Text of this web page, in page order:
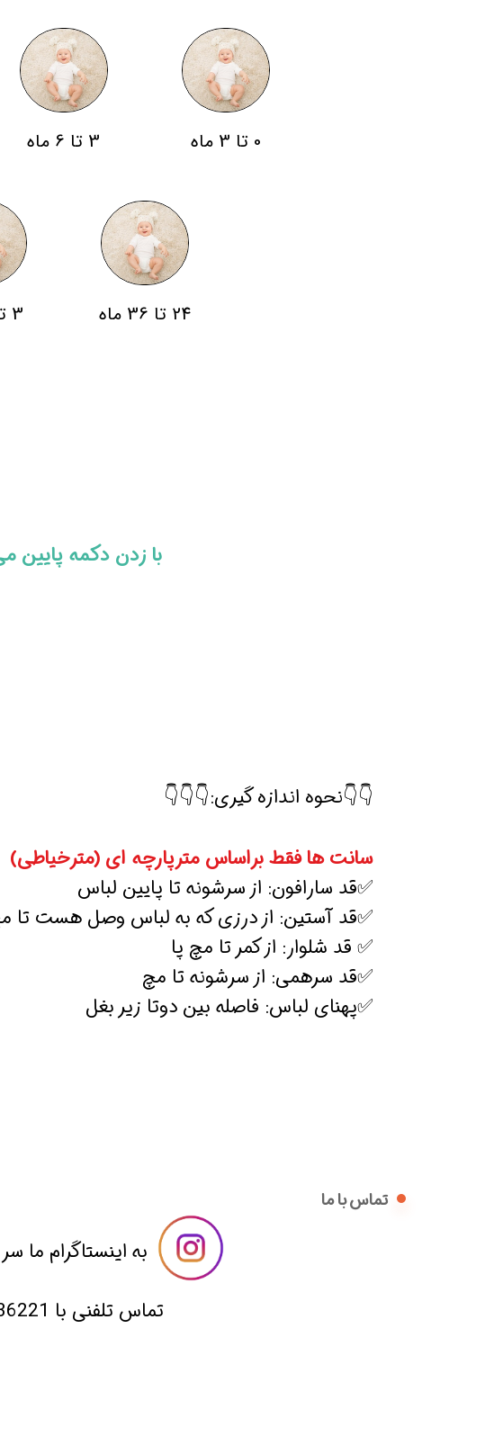
0 تا 3 ماه 3 تا 6 ماه
24 تا 36 ماه 3 تا 4 سال
​​با زدن دکمه پایین
👇👇نحوه اندازه گیری:👇👇👇
سانت ها فقط براساس مترپارچه ای (مترخیاطی)
✅قد سارافون: از سرشونه تا پایین لباس
✅قد آستین: از درزی که به لباس وصل هست تا
✅ قد شلوار: از کمر تا مچ پا
✅قد سرهمی: از سرشونه تا مچ
✅پهنای لباس: فاصله بین دوتا زیر بغل
تماس با ما
​​به اینستاگرام ما
​تماس تلفنی با 09014836221 از ساعت 12 تا 15 روزهای غیر تعطیل